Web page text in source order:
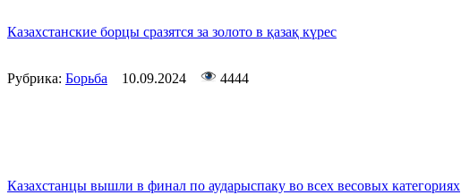
Казахстанские борцы сразятся за золото в қазақ күрес
Рубрика: Борьба 10.09.2024 4444
Казахстанцы вышли в финал по аударыспаку во всех весовых категориях